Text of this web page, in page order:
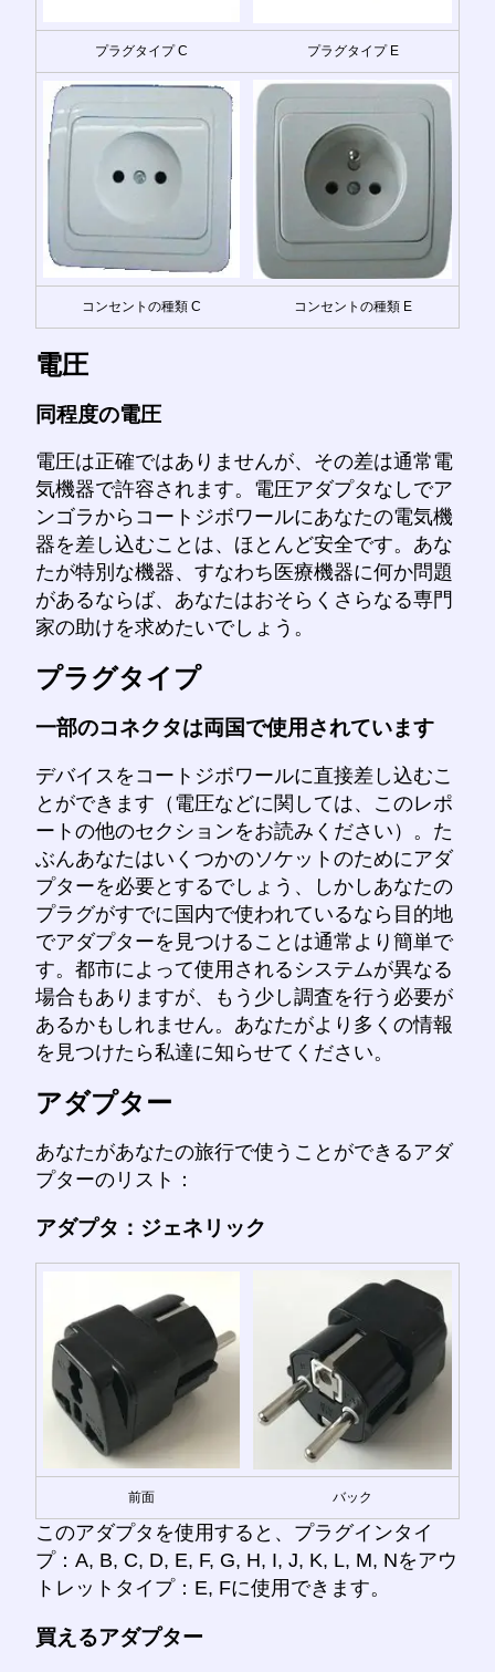
プラグタイプ C プラグタイプ E
コンセントの種類 C コンセントの種類 E
電圧
同程度の電圧
電圧は正確ではありませんが、その差は通常電
気機器で許容されます。電圧アダプタなしでア
ンゴラからコートジボワールにあなたの電気機
器を差し込むことは、ほとんど安全です。あな
たが特別な機器、すなわち医療機器に何か問題
があるならば、あなたはおそらくさらなる専門
家の助けを求めたいでしょう。
プラグタイプ
一部のコネクタは両国で使用されています
デバイスをコートジボワールに直接差し込むこ
とができます（電圧などに関しては、このレポ
ートの他のセクションをお読みください）。た
ぶんあなたはいくつかのソケットのためにアダ
プターを必要とするでしょう、しかしあなたの
プラグがすでに国内で使われているなら目的地
でアダプターを見つけることは通常より簡単で
す。都市によって使用されるシステムが異なる
場合もありますが、もう少し調査を行う必要が
あるかもしれません。あなたがより多くの情報
を見つけたら私達に知らせてください。
アダプター
あなたがあなたの旅行で使うことができるアダ
プターのリスト：
アダプタ：ジェネリック
前面 バック
このアダプタを使用すると、プラグインタイ
プ：A, B, C, D, E, F, G, H, I, J, K, L, M, Nをアウ
トレットタイプ：E, Fに使用できます。
買えるアダプター